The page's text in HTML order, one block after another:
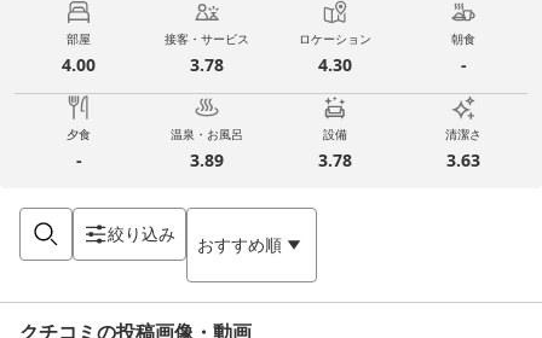
部屋
4.00
接客・サービス
3.78
ロケーション
4.30
朝食
-
夕食
-
温泉・お風呂
3.89
設備
3.78
清潔さ
3.63
絞り込み おすすめ順
クチコミの投稿画像・動画